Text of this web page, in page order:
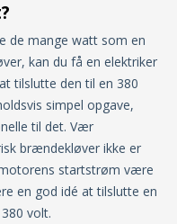
de mange watt som en
kan du få en elektriker
tilslutte den til en 380
simpel opgave,
til det. Vær
brændekløver ikke er
startstrøm være
en god idé at tilslutte en
volt.